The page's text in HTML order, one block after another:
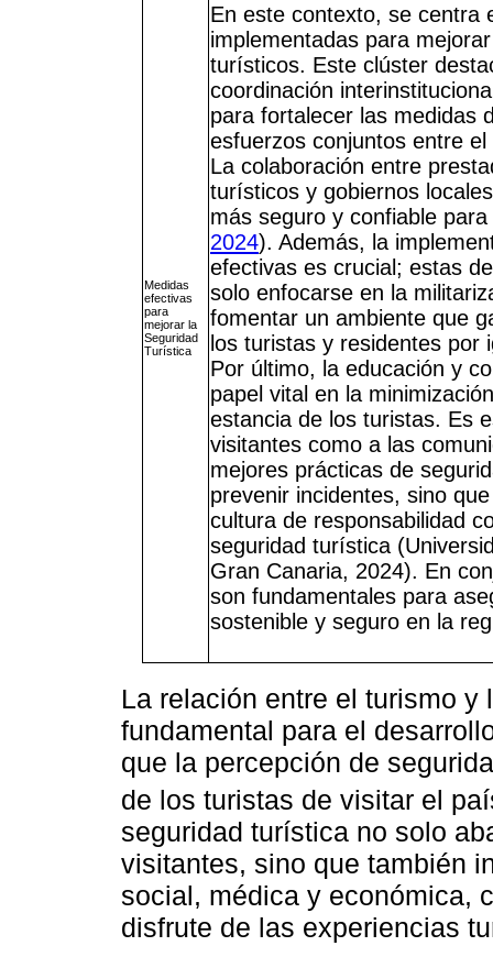
Medidas
efectivas
para
mejorar la
Seguridad
Turística
En este contexto, se centra
implementadas para
turísticos. Este clúster
coordinación
para fortalecer las medidas
esfuerzos conjuntos entre
La colaboración entre
turísticos y gobiernos
más seguro y confiable
2024). Además, la
efectivas es crucial; estas
solo enfocarse en la
fomentar un ambiente que
los turistas y residentes por
Por último, la educación y
papel vital en la
estancia de los turistas. Es
visitantes como a las
mejores prácticas de
prevenir incidentes, sino
cultura de responsabilidad
seguridad turística
Gran Canaria, 2024). En
son fundamentales para
sostenible y seguro en la
La relación entre el turismo
fundamental para el
que la percepción de
de los turistas de visitar el
seguridad turística no solo
visitantes, sino que también
social, médica y económica,
disfrute de las experiencias